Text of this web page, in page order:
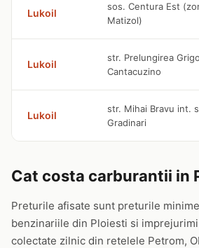
Lukoil
sos. Centura Est
Matizol)
Lukoil
str. Prelungirea
Cantacuzino
Lukoil
str. Mihai Bravu int.
Gradinari
Cat costa carburantii in
Preturile afisate sunt preturile
benzinariile din Ploiesti si
colectate zilnic din retelele Petrom,